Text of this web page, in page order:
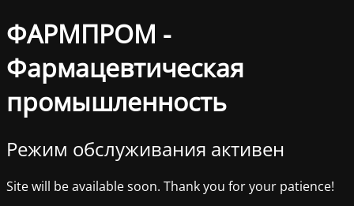
ФАРМПРОМ -
Фармацевтическая
промышленность
Режим обслуживания активен
Site will be available soon. Thank you for your patience!